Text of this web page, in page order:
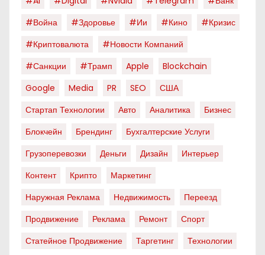
#война
#здоровье #ии #кино
#кризис
#криптовалюта
#новости Компаний
#санкции
#трамп Apple
Blockchain
Google
Media PR SEO
США
Стартап Технологии
Авто Аналитика
Бизнес
Блокчейн
Брендинг
Бухгалтерские Услуги
Грузоперевозки
Деньги Дизайн
Интерьер
Контент
Крипто
Маркетинг
Наружная Реклама
Недвижимость
Переезд
Продвижение
Реклама Ремонт
Спорт
Статейное Продвижение
Таргетинг Технологии